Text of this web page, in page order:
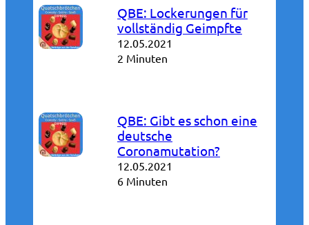
QBE: Lockerungen für
vollständig Geimpfte
12.05.2021
2 Minuten
QBE: Gibt es schon eine
deutsche
Coronamutation?
12.05.2021
6 Minuten